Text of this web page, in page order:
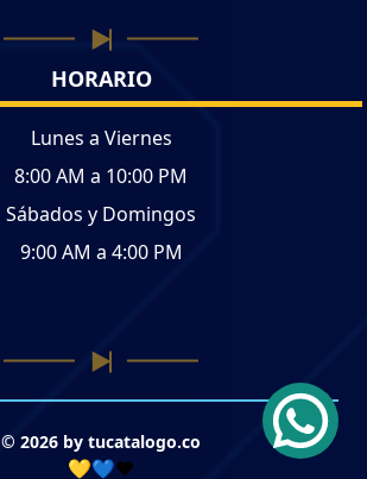
HORARIO
Lunes a Viernes
8:00 AM a 10:00 PM
Sábados y Domingos
9:00 AM a 4:00 PM
© 2026 by tucatalogo.co
💛💙❤️